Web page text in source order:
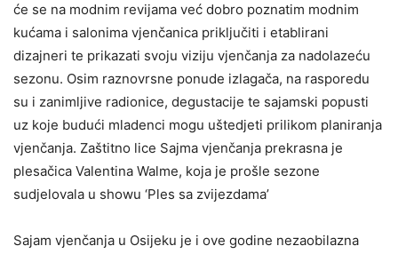
će se na modnim revijama već dobro poznatim modnim
kućama i salonima vjenčanica priključiti i etablirani
dizajneri te prikazati svoju viziju vjenčanja za nadolazeću
sezonu. Osim raznovrsne ponude izlagača, na rasporedu
su i zanimljive radionice, degustacije te sajamski popusti
uz koje budući mladenci mogu uštedjeti prilikom planiranja
vjenčanja. Zaštitno lice Sajma vjenčanja prekrasna je
plesačica Valentina Walme, koja je prošle sezone
sudjelovala u showu ‘Ples sa zvijezdama’
Sajam vjenčanja u Osijeku je i ove godine nezaobilazna